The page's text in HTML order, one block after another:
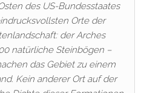
des US-Bundesstaates
Orte der
der Arches
natürliche Steinbögen –
das Gebiet zu einem
Kein anderer Ort auf der